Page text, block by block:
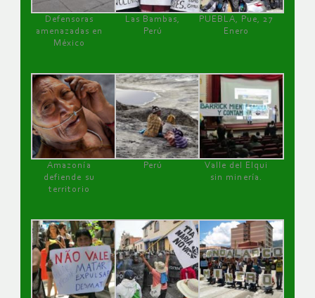
Defensoras
amenazadas en
México
Las Bambas,
Perú
PUEBLA, Pue, 27
Enero
Amazonía
defiende su
territorio
Perú
Valle del Elqui
sin minería.